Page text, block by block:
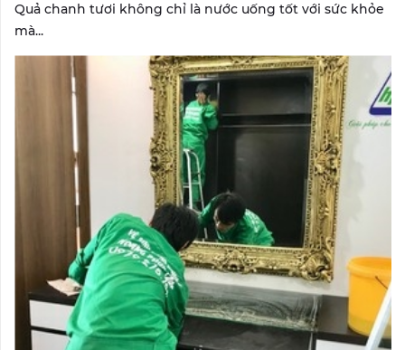
Quả chanh tươi không chỉ là nước uống tốt với sức khỏe
mà...